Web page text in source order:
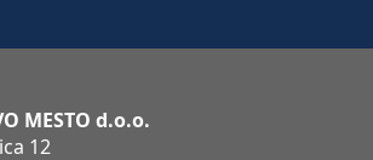
MESTO d.o.o.
12